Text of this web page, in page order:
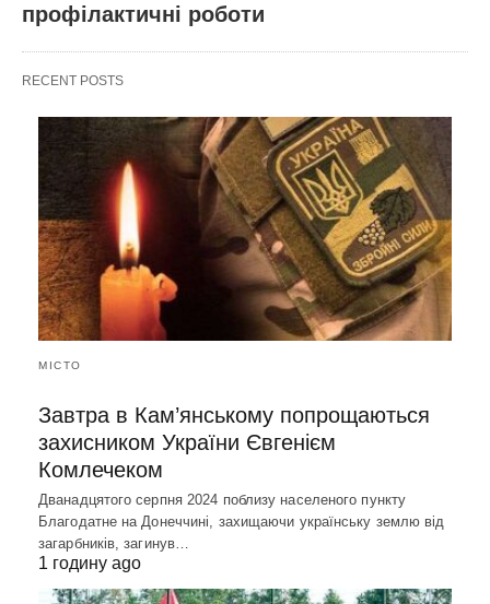
профілактичні роботи
RECENT POSTS
МІСТО
Завтра в Кам’янському попрощаються
захисником України Євгенієм
Комлечеком
Дванадцятого серпня 2024 поблизу населеного пункту
Благодатне на Донеччині, захищаючи українську землю від
загарбників, загинув…
1 годину ago